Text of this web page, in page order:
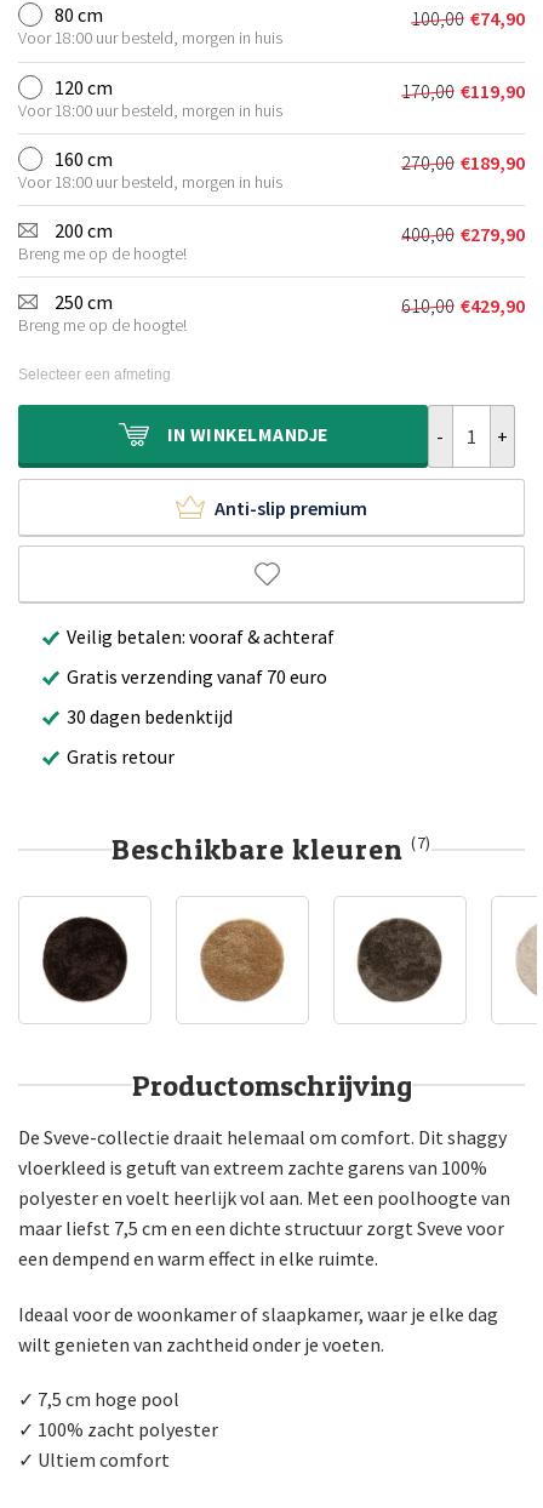
80 cm
Voor 18:00 uur besteld, morgen in huis
100,00
prijs
was:
€100,00.
€74,90
Huidige
prijs
is:
€74,90.
120 cm
Voor 18:00 uur besteld, morgen in huis
170,00
prijs
was:
€170,00.
€119,90
Huidige
prijs
is:
€119,90.
160 cm
Voor 18:00 uur besteld, morgen in huis
270,00
prijs
was:
€270,00.
€189,90
Huidige
prijs
is:
€189,90.
200 cm
Breng me op de hoogte!
400,00
prijs
was:
€400,00.
€279,90
Huidige
prijs
is:
€279,90.
250 cm
Breng me op de hoogte!
610,00 €429,90
Huidige
Selecteer een afmeting
IN WINKELMANDJE
Anti-slip premium
Veilig betalen: vooraf & achteraf
Gratis verzending vanaf 70 euro
30 dagen bedenktijd
Gratis retour
Beschikbare kleuren (7)
Productomschrijving
De Sveve-collectie draait helemaal om comfort. Dit shaggy
vloerkleed is getuft van extreem zachte garens van 100%
polyester en voelt heerlijk vol aan. Met een poolhoogte van
maar liefst 7,5 cm en een dichte structuur zorgt Sveve voor
een dempend en warm effect in elke ruimte.
Ideaal voor de woonkamer of slaapkamer, waar je elke dag
wilt genieten van zachtheid onder je voeten.
✓ 7,5 cm hoge pool
✓ 100% zacht polyester
✓ Ultiem comfort